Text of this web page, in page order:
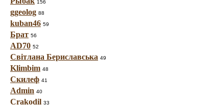
156
ggeolog 88
kuban46 59
Брат 56
AD70 52
Світлана Бериславська 49
Klimbim 48
Скилеф 41
Admin 40
Crakodil 33